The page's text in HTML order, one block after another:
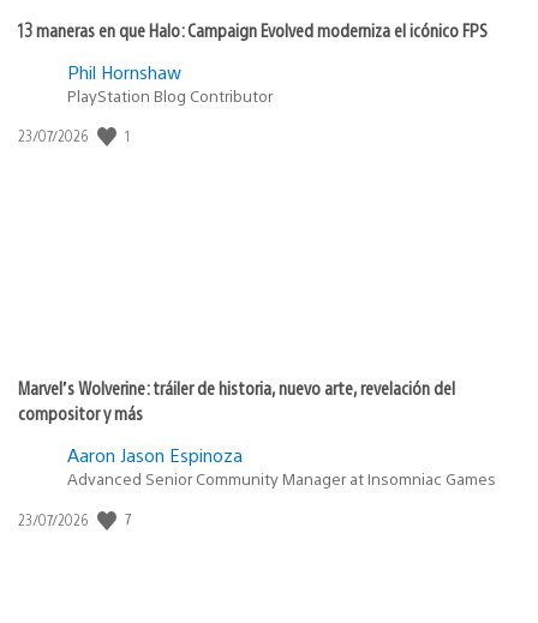
13 maneras en que Halo: Campaign Evolved moderniza el icónico FPS
Phil Hornshaw
PlayStation Blog Contributor
Fecha
23/07/2026 1
Marvel’s Wolverine: tráiler de historia, nuevo arte, revelación del
compositor y más
Aaron Jason Espinoza
Advanced Senior Community Manager at Insomniac Games
Fecha
23/07/2026 7